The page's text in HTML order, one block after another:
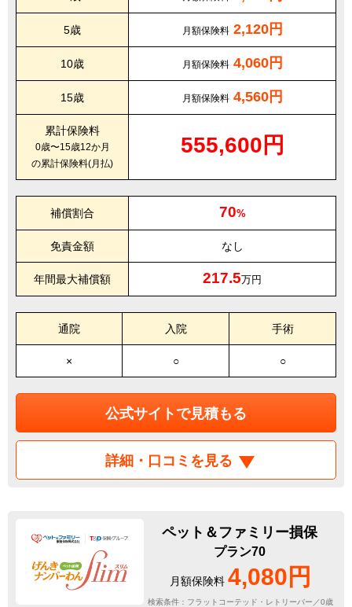
5歳 月額保険料 2,120円
10歳 月額保険料 4,060円
15歳 月額保険料 4,560円
累計保険料
0歳〜15歳12か月
の累計保険料(月払)
555,600円
補償割合 70%
免責金額 なし
年間最大補償額 217.5万円
通院 入院 手術
× ○ ○
公式サイトで見積もる
詳細・口コミを見る
ペット＆ファミリー損保
プラン70
月額保険料 4,080円
検索条件：フラットコーテッド・レトリーバー／0歳